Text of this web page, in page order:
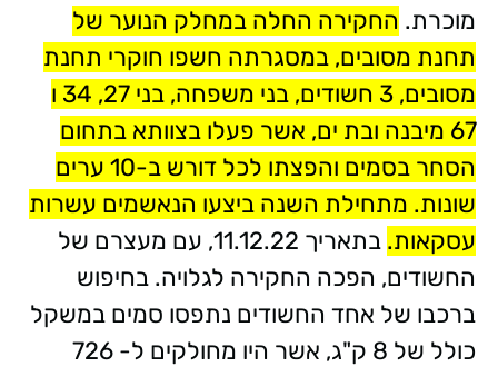
מוכרת. החקירה החלה במחלק הנוער של
תחנת מסובים, במסגרתה חשפו חוקרי תחנת
מסובים, 3 חשודים, בני משפחה, בני 27, 34 ו
67 מיבנה ובת ים, אשר פעלו בצוותא בתחום
הסחר בסמים והפצתו לכל דורש ב-10 ערים
שונות. מתחילת השנה ביצעו הנאשמים עשרות
עסקאות.
בתאריך 11.12.22, עם מעצרם של
החשודים, הפכה החקירה לגלויה. בחיפוש
ברכבו של אחד החשודים נתפסו סמים במשקל
כולל של 8 ק"ג, אשר היו מחולקים ל- 726